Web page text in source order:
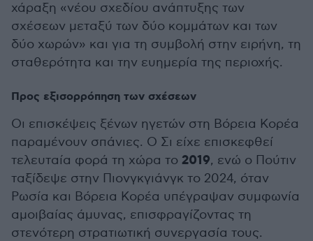
χάραξη «νέου σχεδίου ανάπτυξης των
σχέσεων μεταξύ των δύο κομμάτων και των
δύο χωρών» και για τη συμβολή στην ειρήνη, τη
σταθερότητα και την ευημερία της περιοχής.
Προς εξισορρόπηση των σχέσεων
Οι επισκέψεις ξένων ηγετών στη Βόρεια Κορέα
παραμένουν σπάνιες. Ο Σι είχε επισκεφθεί
τελευταία φορά τη χώρα το 2019, ενώ ο Πούτιν
ταξίδεψε στην Πιονγκγιάνγκ το 2024, όταν
Ρωσία και Βόρεια Κορέα υπέγραψαν συμφωνία
αμοιβαίας άμυνας, επισφραγίζοντας τη
στενότερη στρατιωτική συνεργασία τους.